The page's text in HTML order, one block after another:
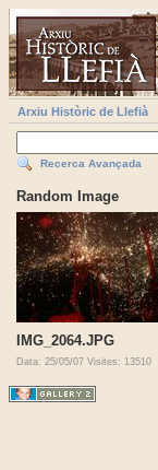
Arxiu Històric de Llefià
Recerca Avançada
Random Image
IMG_2064.JPG
Data: 25/05/07 Visites: 13510